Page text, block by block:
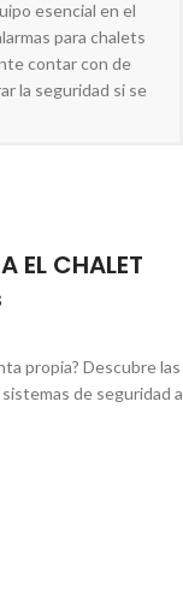
esencial en el
para chalets
contar con de
la seguridad si se
EL CHALET
propia? Descubre las
de seguridad a